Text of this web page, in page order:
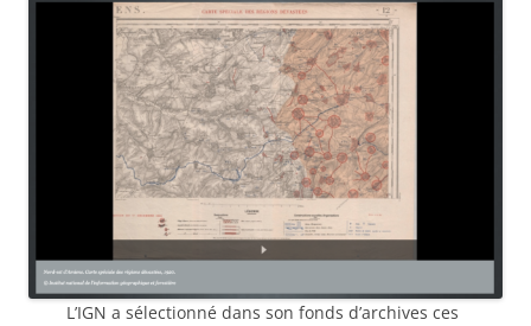
L’IGN a sélectionné dans son fonds d’archives ces